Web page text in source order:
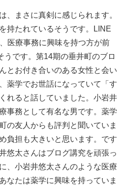
、まさに真剣に感じられます。
持たれているそうです。LINE
医療事務に興味を持つ方が前
うです。第14期の垂井町のブロ
とお付き合いのある女性と会い
薬学でお世話になっていて「す
れると話していました。小岩井
事務として有名な男です。薬学
の友人からも評判と聞いていま
負担も大きいと思います。です
悠太さんはブログ講究を頑張っ
、小岩井悠太さんのような医療
なたは薬学に興味を持っていま